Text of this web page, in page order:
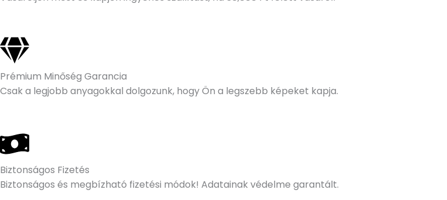
Prémium Minőség Garancia
Csak a legjobb anyagokkal dolgozunk, hogy Ön a legszebb képeket kapja.
Biztonságos Fizetés
Biztonságos és megbízható fizetési módok! Adatainak védelme garantált.